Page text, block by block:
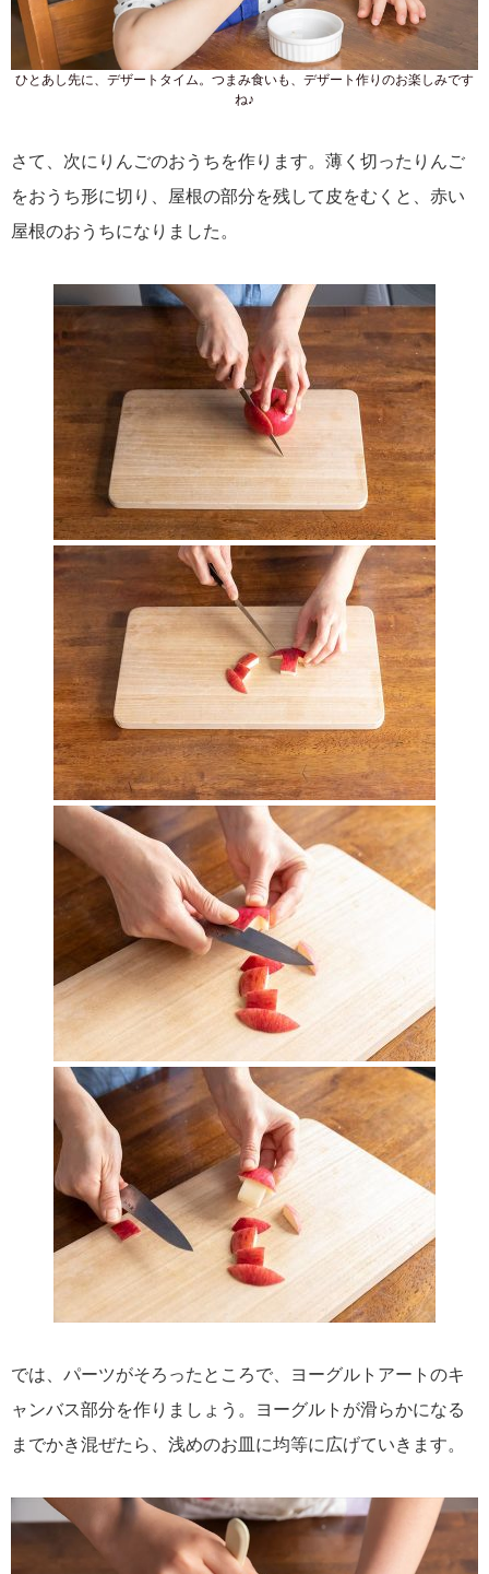
ひとあし先に、デザートタイム。つまみ食いも、デザート作りのお楽しみです
ね♪
さて、次にりんごのおうちを作ります。薄く切ったりんご
をおうち形に切り、屋根の部分を残して皮をむくと、赤い
屋根のおうちになりました。
では、パーツがそろったところで、ヨーグルトアートのキ
ャンバス部分を作りましょう。ヨーグルトが滑らかになる
までかき混ぜたら、浅めのお皿に均等に広げていきます。